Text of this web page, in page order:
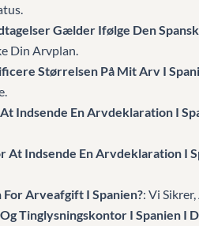
Gælder Ifølge Den
Din Arvplan.
Størrelsen På Mit Arv I
Indsende En Arvdeklaration I
At Indsende En Arvdeklaration I
Arveafgift I Spanien?: Vi
Tinglysningskontor I Spanien I